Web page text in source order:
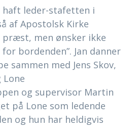
haft leder-stafetten i
af Apostolsk Kirke
men ønsker ikke
bordenden”. Jan danner
sammen med Jens Skov,
Lone
og supervisor Martin
på Lone som ledende
og hun har heldigvis